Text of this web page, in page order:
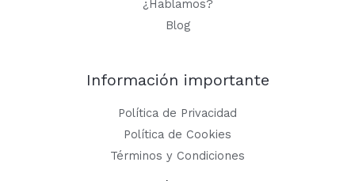
¿Hablamos?
Blog
Información importante
Política de Privacidad
Política de Cookies
Términos y Condiciones